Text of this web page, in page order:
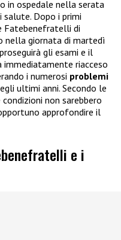
in ospedale nella serata
salute. Dopo i primi
Fatebenefratelli di
giornata di martedì
gli esami e il
riacceso
i numerosi problemi
ultimi anni. Secondo le
non sarebbero
approfondire il
e i